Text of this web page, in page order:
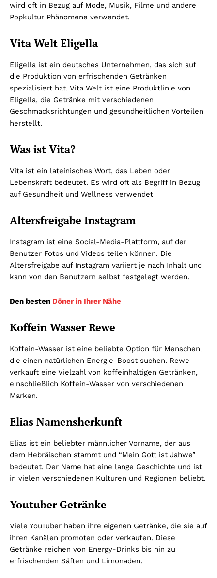
wird oft in Bezug auf Mode, Musik, Filme und andere
Popkultur Phänomene verwendet.
Vita Welt Eligella
Eligella ist ein deutsches Unternehmen, das sich auf
die Produktion von erfrischenden Getränken
spezialisiert hat. Vita Welt ist eine Produktlinie von
Eligella, die Getränke mit verschiedenen
Geschmacksrichtungen und gesundheitlichen Vorteilen
herstellt.
Was ist Vita?
Vita ist ein lateinisches Wort, das Leben oder
Lebenskraft bedeutet. Es wird oft als Begriff in Bezug
auf Gesundheit und Wellness verwendet
Altersfreigabe Instagram
Instagram ist eine Social-Media-Plattform, auf der
Benutzer Fotos und Videos teilen können. Die
Altersfreigabe auf Instagram variiert je nach Inhalt und
kann von den Benutzern selbst festgelegt werden.
Den besten Döner in Ihrer Nähe
Koffein Wasser Rewe
Koffein-Wasser ist eine beliebte Option für Menschen,
die einen natürlichen Energie-Boost suchen. Rewe
verkauft eine Vielzahl von koffeinhaltigen Getränken,
einschließlich Koffein-Wasser von verschiedenen
Marken.
Elias Namensherkunft
Elias ist ein beliebter männlicher Vorname, der aus
dem Hebräischen stammt und “Mein Gott ist Jahwe”
bedeutet. Der Name hat eine lange Geschichte und ist
in vielen verschiedenen Kulturen und Regionen beliebt.
Youtuber Getränke
Viele YouTuber haben ihre eigenen Getränke, die sie auf
ihren Kanälen promoten oder verkaufen. Diese
Getränke reichen von Energy-Drinks bis hin zu
erfrischenden Säften und Limonaden.